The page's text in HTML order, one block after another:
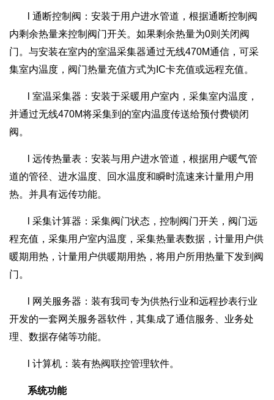
l 通断控制阀：安装于用户进水管道，根据通断控制阀
内剩余热量来控制阀门开关。如果剩余热量为0则关闭阀
门。与安装在室内的室温采集器通过无线470M通信，可采
集室内温度，阀门热量充值方式为IC卡充值或远程充值。
l 室温采集器：安装于采暖用户室内，采集室内温度，
并通过无线470M将采集到的室内温度传送给预付费锁闭
阀。
l 远传热量表：安装与用户进水管道，根据用户暖气管
道的管径、进水温度、回水温度和瞬时流速来计量用户用
热。并具有远传功能。
l 采集计算器：采集阀门状态，控制阀门开关，阀门远
程充值，采集用户室内温度，采集热量表数据，计量用户供
暖期用热，计量用户供暖期用热，将用户所用热量下发到阀
门。
l 网关服务器：装有我司专为供热行业和远程抄表行业
开发的一套网关服务器软件，其集成了通信服务、业务处
理、数据存储等功能。
l 计算机：装有热阀联控管理软件。
系统功能